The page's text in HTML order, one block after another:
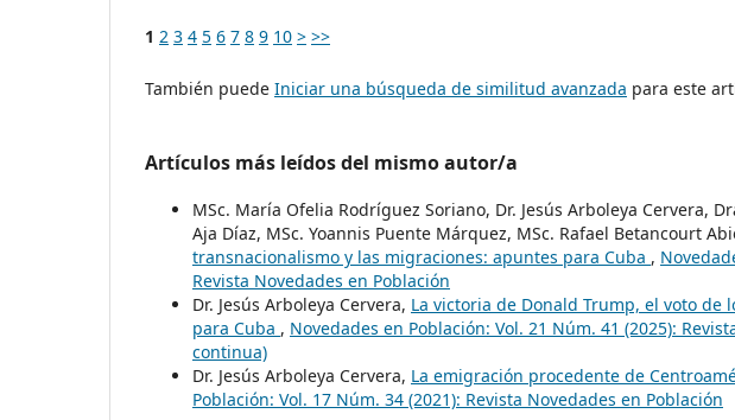
1 2 3 4 5 6 7 8 9 10 > >>
También puede Iniciar una búsqueda de similitud avanzada para este
Artículos más leídos del mismo autor/a
MSc. María Ofelia Rodríguez Soriano, Dr. Jesús Arboleya Cervera,
Aja Díaz, MSc. Yoannis Puente Márquez, MSc. Rafael Betancourt
transnacionalismo y las migraciones: apuntes para Cuba ,
Revista Novedades en Población
Dr. Jesús Arboleya Cervera, La victoria de Donald Trump, el voto de
para Cuba , Novedades en Población: Vol. 21 Núm. 41 (2025):
continua)
Dr. Jesús Arboleya Cervera, La emigración procedente de
Población: Vol. 17 Núm. 34 (2021): Revista Novedades en Población